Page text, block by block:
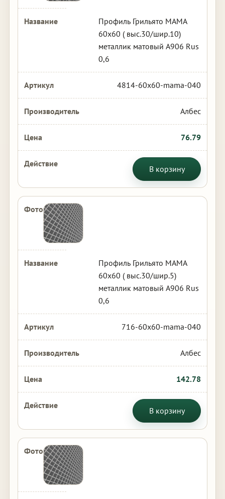
Профиль Грильято МАМА
60х60 ( выс.30/шир.10)
металлик матовый А906 Rus
0,6
4814-60x60-mama-040
Албес
76.79
В корзину
Профиль Грильято МАМА
60х60 ( выс.30/шир.5)
металлик матовый А906 Rus
0,6
716-60x60-mama-040
Албес
142.78
В корзину